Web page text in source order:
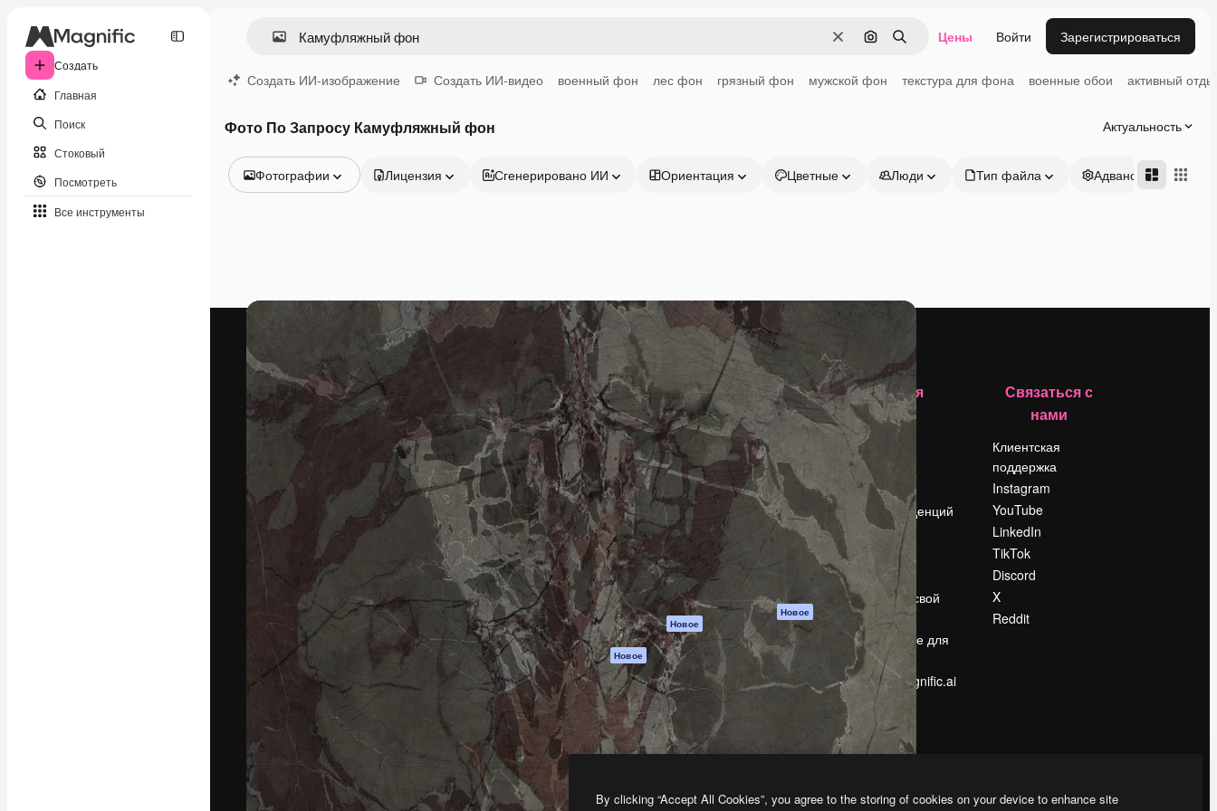
Создать
Главная
Поиск
Стоковый
Посмотреть
Все инструменты
ОчиститьПоиск по изображению
Поиск Цены Войти Зарегистрироваться
Создать ИИ-изображение Создать ИИ-видео военный фон лес фон грязный фон мужской фон текстура для фона военные обои активный
Фото По Запросу Камуфляжный фон Актуальность
Фотографии
Видео
Видеошаблоны
Иконки
3D-модели
Шрифты
Лицензия Сгенерировано ИИ Ориентация Цветные Люди Тип файла Адвансд
Креативная платформа для создания
ваших лучших работ. Более 1 миллиона
подписчиков среди креаторов,
предприятий, агентств и студий.
Pусский
Продукция
Spaces
ИИ-помощник
Генератор
изображений ИИ
Генератор видео
ИИ
Генератор голоса
на основе ИИ
Стоковый контент
MCP для
Claude/ChatGPT
Новое
Агенты Новое
API
Мобильное
приложение
Все инструменты
Magnific
Начать
Academy
Документация по
Пакету ИИ
Служба
поддержки
Условия и
положения
Политика
конфиденциальности
Оригиналы Новое
Политика файлов
cookie
Центр доверия
Партнеры
Предприятие
Компания
Цены
О нас
Reviews
Вакансии
Поиск тенденций
Блог
События
Slidesgo
Продайте свой
контент
Помещение для
прессы
Ищете magnific.ai
Связаться с
нами
Клиентская
поддержка
Instagram
YouTube
LinkedIn
TikTok
Discord
X
Reddit
By clicking “Accept All Cookies”, you agree to the storing of cookies on your device to enhance site